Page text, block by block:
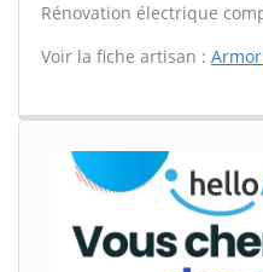
Rénovation électrique
Voir la fiche artisan :